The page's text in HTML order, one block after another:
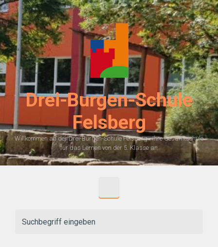
Zum Hauptinhalt springen
Drei-Burgen-Schule
Felsberg
Willkommen an der Drei-Burgen-Schule Felsberg - Ihre Gesamtschule
für das Lernen von der 5. Klasse an